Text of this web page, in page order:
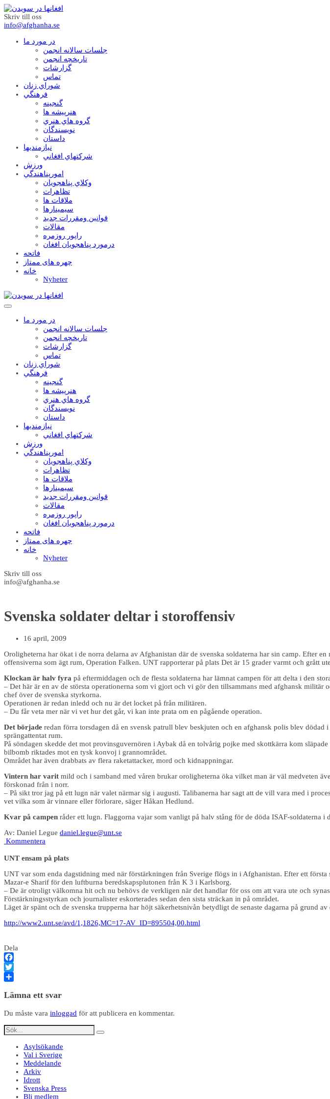
Skriv till oss
info@afghanha.se
در مورد ما
جلسات سالانه انجمن
تاریخچه انجمن
گزارشات
تماس
شوراي زنان
فرهنگي
گنجينه
هنرپيشه ها
گروه هاي هنري
نويسندگان
داستان
نيازمنديها
شرکتهاي افغاني
ورزش
امورپناهندگي
وکلاي پناهجويان
تظاهرات
ملاقات ها
سيمينارها
قوانين ومقررات جديد
مقالات
راپور روزمره
درمورد پناهجويان افغان
فاتحه
چهره های ممتاز
خانه
Nyheter
در مورد ما
جلسات سالانه انجمن
تاریخچه انجمن
گزارشات
تماس
شوراي زنان
فرهنگي
گنجينه
هنرپيشه ها
گروه هاي هنري
نويسندگان
داستان
نيازمنديها
شرکتهاي افغاني
ورزش
امورپناهندگي
وکلاي پناهجويان
تظاهرات
ملاقات ها
سيمينارها
قوانين ومقررات جديد
مقالات
راپور روزمره
درمورد پناهجويان افغان
فاتحه
چهره های ممتاز
خانه
Nyheter
Skriv till oss
info@afghanha.se
Svenska soldater deltar i storoffensiv
16 april, 2009
Oroligheterna har ökat i de norra delarna av Afghanistan där de svenska soldaterna har sin camp. Efter
offensiverna som ägt rum, Operation Falken. UNT rapporterar på plats Det är 15 grader varmt och grått
Klockan är halv fyra på eftermiddagen och de flesta soldaterna har lämnat campen för att delta i den
– Det här är en av de största operationerna som vi gjort och vi gör den tillsammans med afghansk
chef över de svenska styrkorna.
Operationen är redan inledd och nu är det locket på från militären.
– Du får veta mer när vi vet hur det går, vi kan inte prata om en pågående operation.
Det började redan förra torsdagen då en svensk patrull blev beskjuten och en afghansk polis blev
sprängattentat rum.
På söndagen skedde det mot provinsguvernören i Aybak då en tolvårig pojke med skottkärra kom
bilbomb riktades mot en tysk konvoj i grannområdet.
Området har även drabbats av flera raketattacker, mord och kidnappningar.
­Vintern har varit mild och i samband med våren brukar oroligheterna öka vilket man är väl medveten
förskonad från i norr.
– På sikt tror jag på ett lugn när valet närmar sig i augusti. Talibanerna har sagt att de vill vara med i
vet vilka som är vinnare eller förlorare, säger Håkan Hedlund.
Kvar på campen råder ett lugn. Flaggorna vajar som vanligt på halv stång för de döda ISAF-soldaterna
Av: Daniel Legue daniel.legue@unt.se
Kommentera
UNT ensam på plats
UNT var som enda dagstidning med när förstärkningen från Sverige flögs in i Afghanistan. Efter ett
Mazar-e Sharif för den luftburna beredskapsplutonen från K 3 i Karlsborg.
– De är otroligt välkomna hit och nu behövs de verkligen när det handlar för oss om att vara ute och
Förstärkningsstyrkan och journalister eskorterades sedan den sista sträckan in på området.
Läget är spänt och de svenska trupperna har höjt säkerhetsnivån betydligt de senaste dagarna på grund
http://www2.unt.se/avd/1,1826,MC=17-AV_ID=895504,00.html
Dela
Facebook
Twitter
Lämna ett svar
Du måste vara inloggad för att publicera en kommentar.
Asylsökande
Val i Sverige
Meddelande
Arkiv
Idrott
Svenska Press
Bli medlem